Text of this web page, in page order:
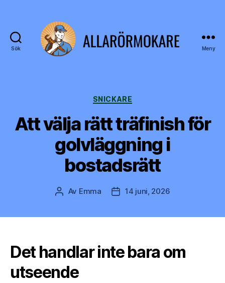
Sök Meny
Kategorier
SNICKARE
Att välja rätt träfinish för
golvläggning i
bostadsrätt
Inläggsförfattare
Av Emma Inläggsdatum
14 juni, 2026
Det handlar inte bara om
utseende